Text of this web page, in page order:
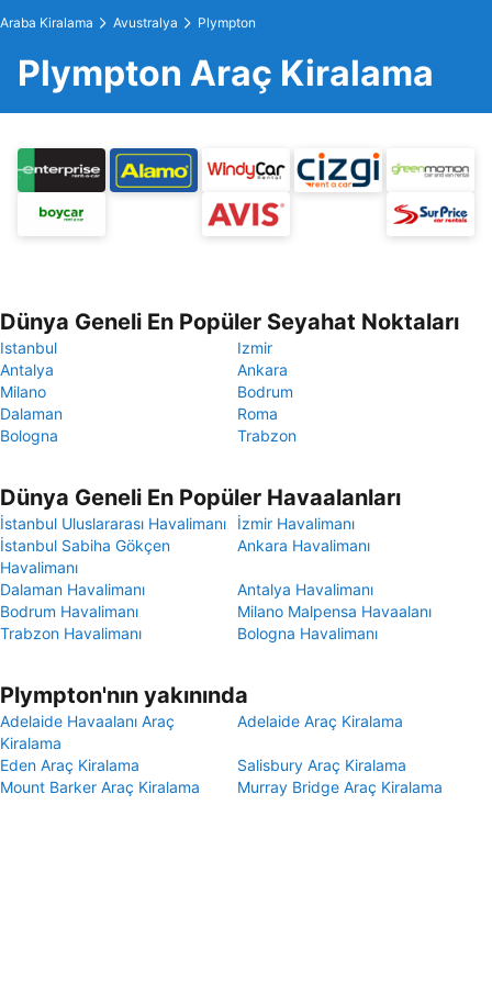
Araba Kiralama Avustralya Plympton
Plympton Araç Kiralama
Dünya Geneli En Popüler Seyahat Noktaları
Istanbul
Izmir
Antalya
Ankara
Milano
Bodrum
Dalaman
Roma
Bologna
Trabzon
Dünya Geneli En Popüler Havaalanları
İstanbul Uluslararası Havalimanı
İzmir Havalimanı
İstanbul Sabiha Gökçen
Havalimanı
Ankara Havalimanı
Dalaman Havalimanı
Antalya Havalimanı
Bodrum Havalimanı
Milano Malpensa Havaalanı
Trabzon Havalimanı
Bologna Havalimanı
Plympton'nın yakınında
Adelaide Havaalanı Araç
Kiralama
Adelaide Araç Kiralama
Eden Araç Kiralama
Salisbury Araç Kiralama
Mount Barker Araç Kiralama
Murray Bridge Araç Kiralama